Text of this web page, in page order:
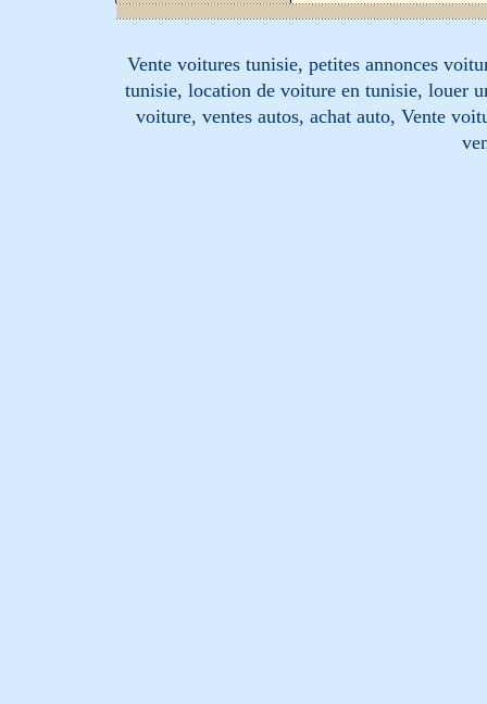
Vente voitures tunisie, petites annonces
tunisie, location de voiture en tunisie, louer
voiture, ventes autos, achat auto, Vente